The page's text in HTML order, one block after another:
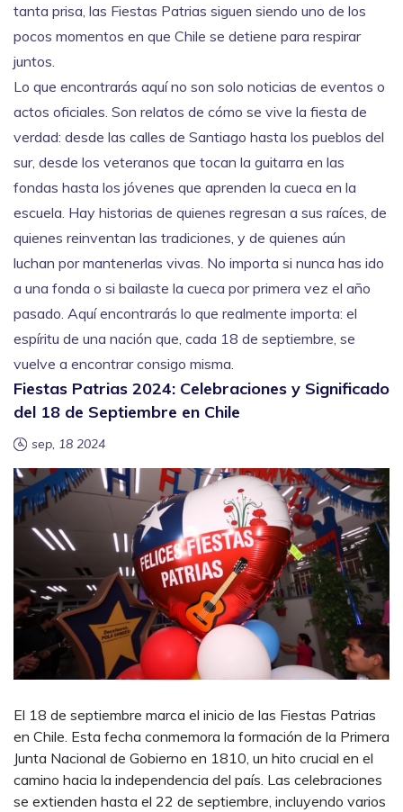
tanta prisa, las Fiestas Patrias siguen siendo uno de los
pocos momentos en que Chile se detiene para respirar
juntos.
Lo que encontrarás aquí no son solo noticias de eventos o
actos oficiales. Son relatos de cómo se vive la fiesta de
verdad: desde las calles de Santiago hasta los pueblos del
sur, desde los veteranos que tocan la guitarra en las
fondas hasta los jóvenes que aprenden la cueca en la
escuela. Hay historias de quienes regresan a sus raíces, de
quienes reinventan las tradiciones, y de quienes aún
luchan por mantenerlas vivas. No importa si nunca has ido
a una fonda o si bailaste la cueca por primera vez el año
pasado. Aquí encontrarás lo que realmente importa: el
espíritu de una nación que, cada 18 de septiembre, se
vuelve a encontrar consigo misma.
Fiestas Patrias 2024: Celebraciones y Significado
del 18 de Septiembre en Chile
sep, 18 2024
El 18 de septiembre marca el inicio de las Fiestas Patrias
en Chile. Esta fecha conmemora la formación de la Primera
Junta Nacional de Gobierno en 1810, un hito crucial en el
camino hacia la independencia del país. Las celebraciones
se extienden hasta el 22 de septiembre, incluyendo varios